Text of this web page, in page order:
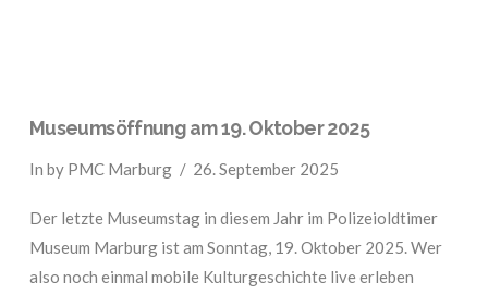
Museumsöffnung am 19. Oktober 2025
In by PMC Marburg 26. September 2025
Der letzte Museumstag in diesem Jahr im Polizeioldtimer
Museum Marburg ist am Sonntag, 19. Oktober 2025. Wer
also noch einmal mobile Kulturgeschichte live erleben